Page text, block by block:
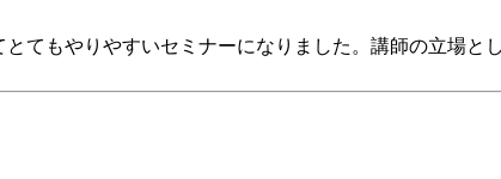
てもやりやすいセミナーになりました。講師の立場と